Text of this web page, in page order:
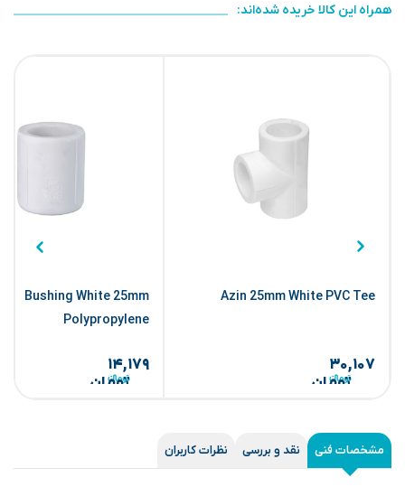
همراه این کالا خریده شده‌اند:
Azin 25mm White PVC Tee
۳۰,۱۰۷
تومان
Bushing White 25mm
Polypropylene
۱۴,۱۷۹
تومان
مشخصات فنی نقد و بررسی نظرات کاربران